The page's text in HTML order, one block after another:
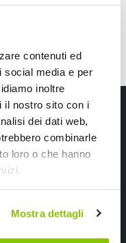
contenuti ed
social media e per
inoltre
il nostro sito con i
dei dati web,
combinarle
loro o che hanno
Mostra dettagli
Speedup
primo acquisto online!